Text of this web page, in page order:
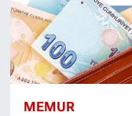
MEMUR